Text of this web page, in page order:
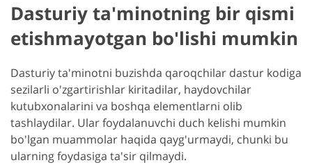
Dasturiy ta'minotning bir qismi
etishmayotgan bo'lishi mumkin
Dasturiy ta'minotni buzishda qaroqchilar dastur kodiga
sezilarli o'zgartirishlar kiritadilar, haydovchilar
kutubxonalarini va boshqa elementlarni olib
tashlaydilar. Ular foydalanuvchi duch kelishi mumkin
bo'lgan muammolar haqida qayg'urmaydi, chunki bu
ularning foydasiga ta'sir qilmaydi.